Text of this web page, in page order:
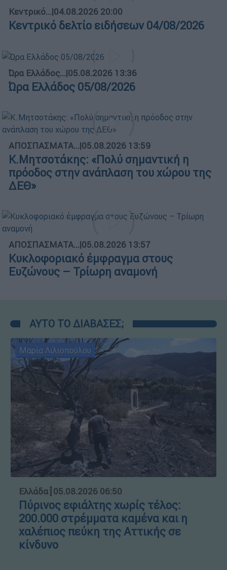
Κεντρικό...|04.08.2026 20:00
Κεντρικό δελτίο ειδήσεων 04/08/2026
Ώρα Ελλάδος...|05.08.2026 13:36
Ώρα Ελλάδος 05/08/2026
ΑΠΟΣΠΑΣΜΑΤΑ...|05.08.2026 13:59
Κ.Μητσοτάκης: «Πολύ σημαντική η
πρόοδος στην ανάπλαση του χώρου της
ΔΕΘ»
ΑΠΟΣΠΑΣΜΑΤΑ...|05.08.2026 13:57
Κυκλοφοριακό έμφραγμα στους
Ευζώνους – Τρίωρη αναμονή
ΑΥΤΟ ΤΟ ΔΙΑΒΑΣΕΣ;
Μαρία Λιλιοπούλου
Ελλάδα┋05.08.2026 06:50
Πύρινος εφιάλτης χωρίς τέλος:
200.000 στρέμματα καμένα και η
χαλέπιος πεύκη της Αττικής σε
κίνδυνο